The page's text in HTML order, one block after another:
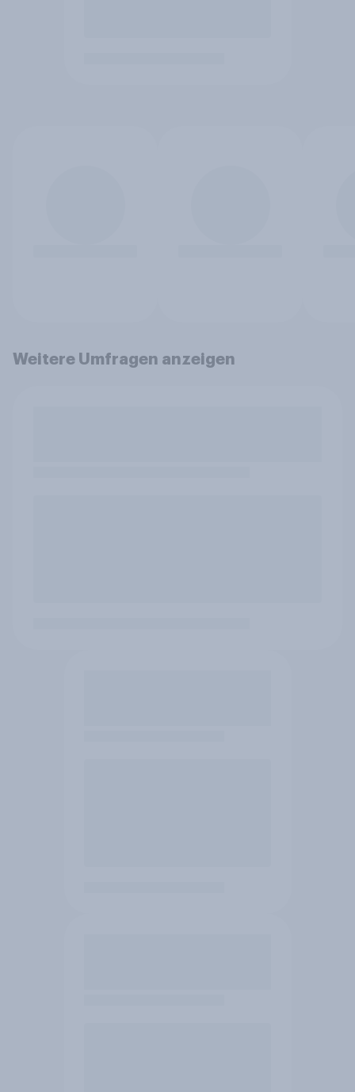
Weitere Umfragen anzeigen